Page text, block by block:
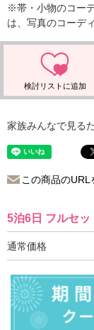
※帯・小物のコー
は、写真のコーデ
家族みんなで見る
この商品の
5泊6日 フルセッ
通常価格